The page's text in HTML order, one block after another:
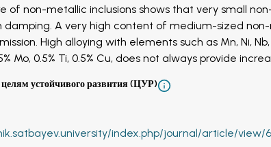
of non-metallic inclusions shows that very small
damping. A very high content of medium-sized
High alloying with elements such as Mn, Ni,
Mo, 0.5% Ti, 0.5% Cu, does not always provide
целям устойчивого развития (ЦУР)
index.php/journal/article/view/